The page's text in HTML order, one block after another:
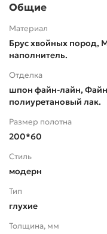
Общие
Материал
Брус хвойных пород,
наполнитель.
Отделка
шпон файн-лайн,
полиуретановый лак.
Размер полотна
200*60
Стиль
модерн
Тип
глухие
Толщина, мм